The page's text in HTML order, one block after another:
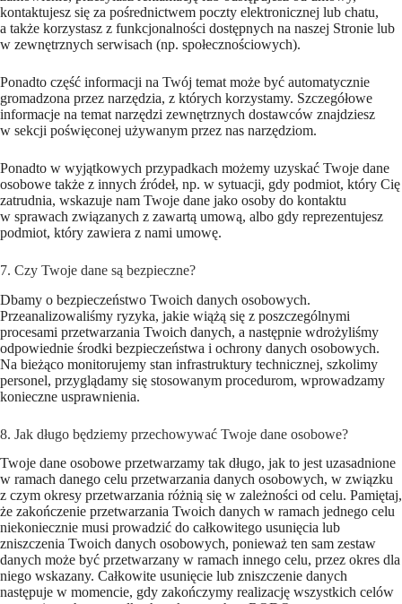
kontaktujesz się za pośrednictwem poczty elektronicznej lub chatu,
a także korzystasz z funkcjonalności dostępnych na naszej Stronie lub
w zewnętrznych serwisach (np. społecznościowych).
Ponadto część informacji na Twój temat może być automatycznie
gromadzona przez narzędzia, z których korzystamy. Szczegółowe
informacje na temat narzędzi zewnętrznych dostawców znajdziesz
w sekcji poświęconej używanym przez nas narzędziom.
Ponadto w wyjątkowych przypadkach możemy uzyskać Twoje dane
osobowe także z innych źródeł, np. w sytuacji, gdy podmiot, który Cię
zatrudnia, wskazuje nam Twoje dane jako osoby do kontaktu
w sprawach związanych z zawartą umową, albo gdy reprezentujesz
podmiot, który zawiera z nami umowę.
7. Czy Twoje dane są bezpieczne?
Dbamy o bezpieczeństwo Twoich danych osobowych.
Przeanalizowaliśmy ryzyka, jakie wiążą się z poszczególnymi
procesami przetwarzania Twoich danych, a następnie wdrożyliśmy
odpowiednie środki bezpieczeństwa i ochrony danych osobowych.
Na bieżąco monitorujemy stan infrastruktury technicznej, szkolimy
personel, przyglądamy się stosowanym procedurom, wprowadzamy
konieczne usprawnienia.
8. Jak długo będziemy przechowywać Twoje dane osobowe?
Twoje dane osobowe przetwarzamy tak długo, jak to jest uzasadnione
w ramach danego celu przetwarzania danych osobowych, w związku
z czym okresy przetwarzania różnią się w zależności od celu. Pamiętaj,
że zakończenie przetwarzania Twoich danych w ramach jednego celu
niekoniecznie musi prowadzić do całkowitego usunięcia lub
zniszczenia Twoich danych osobowych, ponieważ ten sam zestaw
danych może być przetwarzany w ramach innego celu, przez okres dla
niego wskazany. Całkowite usunięcie lub zniszczenie danych
następuje w momencie, gdy zakończymy realizację wszystkich celów